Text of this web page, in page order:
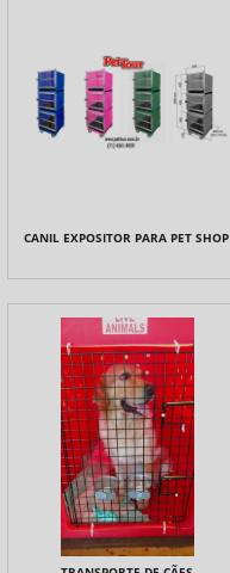
CANIL EXPOSITOR PARA PET SHOP